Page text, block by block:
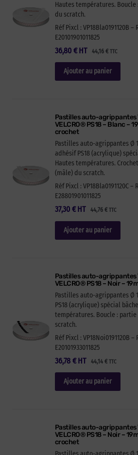
Hautes températures.
du scratch.
Réf Pixcl : VP18Bla0191120B –
E20101901011825
36,80 € 44,16 €TTC
HT
Ajouter au panier
Pastilles auto-agrippantes
VELCRO® PS18 – Blanc –
crochet
Pastilles auto-agrippantes Ø
adhésif PS18 (acrylique)
Hautes températures.
(mâle) du scratch.
Réf Pixcl : VP18Bla0191120C –
E28801901011825
37,30 € 44,76 €TTC
HT
Ajouter au panier
Pastilles auto-agrippantes
VELCRO® PS18 – Noir –
Pastilles auto-agrippantes Ø
PS18 (acrylique) spécial
températures. Boucle :
scratch.
Réf Pixcl : VP18Noi0191120B –
E20101933011825
36,78 € 44,14 €TTC
HT
Ajouter au panier
Pastilles auto-agrippantes
VELCRO® PS18 – Noir –
crochet